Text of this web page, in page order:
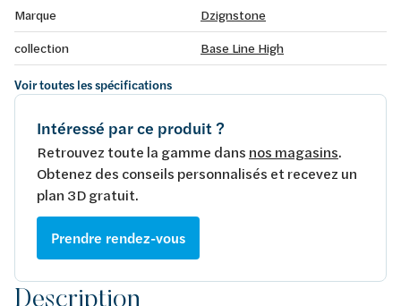
Marque
Dzignstone
collection
Base Line High
Voir toutes les spécifications
Intéressé par ce produit ?
Retrouvez toute la gamme dans nos magasins.
Obtenez des conseils personnalisés et recevez un
plan 3D gratuit.
Prendre rendez-vous
Description